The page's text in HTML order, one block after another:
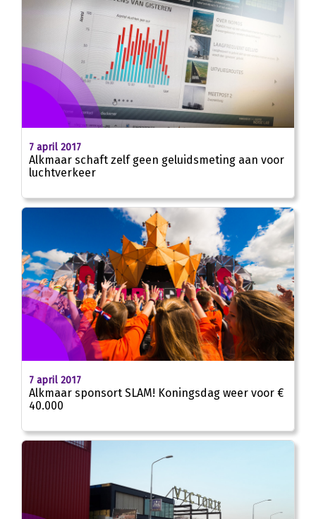
7 april 2017
Alkmaar schaft zelf geen geluidsmeting aan voor
luchtverkeer
7 april 2017
Alkmaar sponsort SLAM! Koningsdag weer voor €
40.000